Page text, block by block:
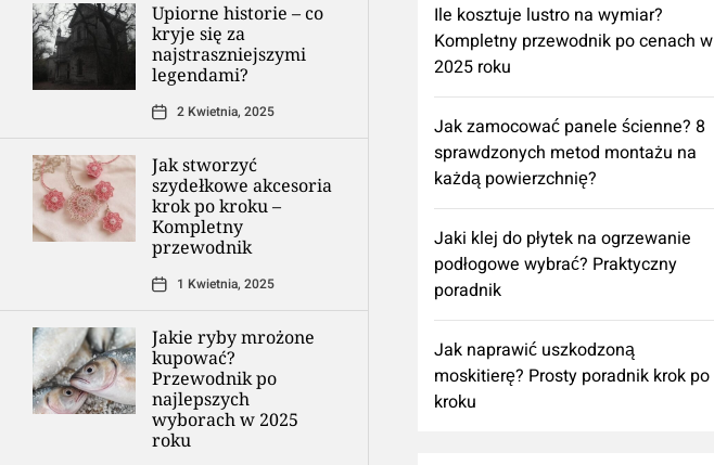
Upiorne historie – co
kryje się za
najstraszniejszymi
legendami?
2 Kwietnia, 2025
Jak stworzyć
szydełkowe akcesoria
krok po kroku –
Kompletny
przewodnik
1 Kwietnia, 2025
Jakie ryby mrożone
kupować?
Przewodnik po
najlepszych
wyborach w 2025
roku
Ile kosztuje lustro na wymiar?
Kompletny przewodnik po cenach w
2025 roku
Jak zamocować panele ścienne? 8
sprawdzonych metod montażu na
każdą powierzchnię?
Jaki klej do płytek na ogrzewanie
podłogowe wybrać? Praktyczny
poradnik
Jak naprawić uszkodzoną
moskitierę? Prosty poradnik krok po
kroku